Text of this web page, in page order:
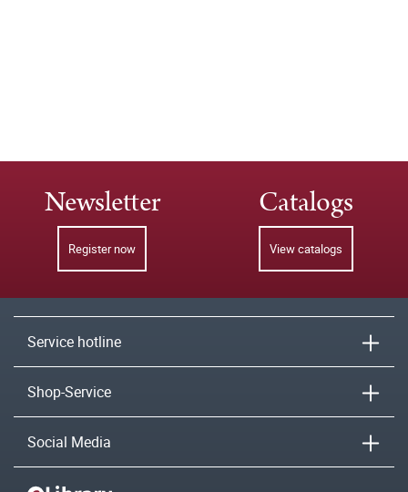
Newsletter
Register now
Catalogs
View catalogs
Service hotline
Shop-Service
Social Media